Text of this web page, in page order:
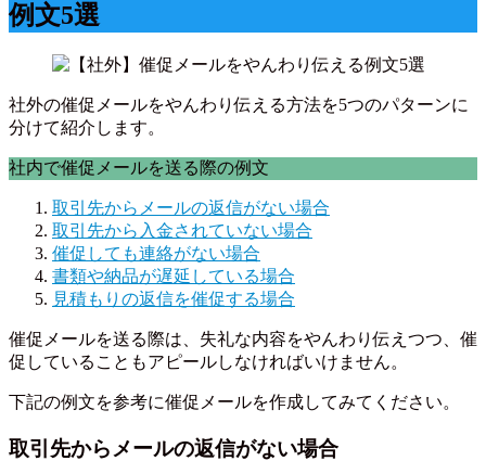
例文5選
社外の催促メールをやんわり伝える方法を5つのパターンに
分けて紹介します。
社内で催促メールを送る際の例文
取引先からメールの返信がない場合
取引先から入金されていない場合
催促しても連絡がない場合
書類や納品が遅延している場合
見積もりの返信を催促する場合
催促メールを送る際は、失礼な内容をやんわり伝えつつ、催
促していることもアピールしなければいけません。
下記の例文を参考に催促メールを作成してみてください。
取引先からメールの返信がない場合